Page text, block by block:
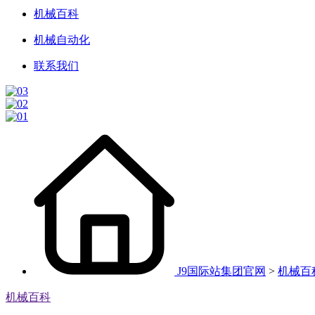
机械百科
机械自动化
联系我们
J9国际站集团官网 > 机械百
机械百科